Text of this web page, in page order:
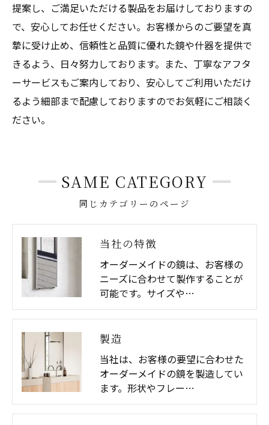
提案し、ご満足いただける製品をお届けしておりますの
で、安心してお任せください。お客様からのご要望を真
摯に受け止め、信頼性と品質に優れた鏡や什器を提供で
きるよう、日々努力しております。また、丁寧なアフタ
ーサービスもご案内しており、安心してご利用いただけ
るよう細部まで配慮しておりますのでお気軽にご相談く
ださい。
同じカテゴリーのページ
SAME CATEGORY
当社の特徴
オーダーメイドの鏡は、お客様の
ニーズに合わせて製作することが
可能です。サイズや…
製造
当社は、お客様の要望に合わせた
オーダーメイドの鏡を製造してい
ます。形状やフレー…